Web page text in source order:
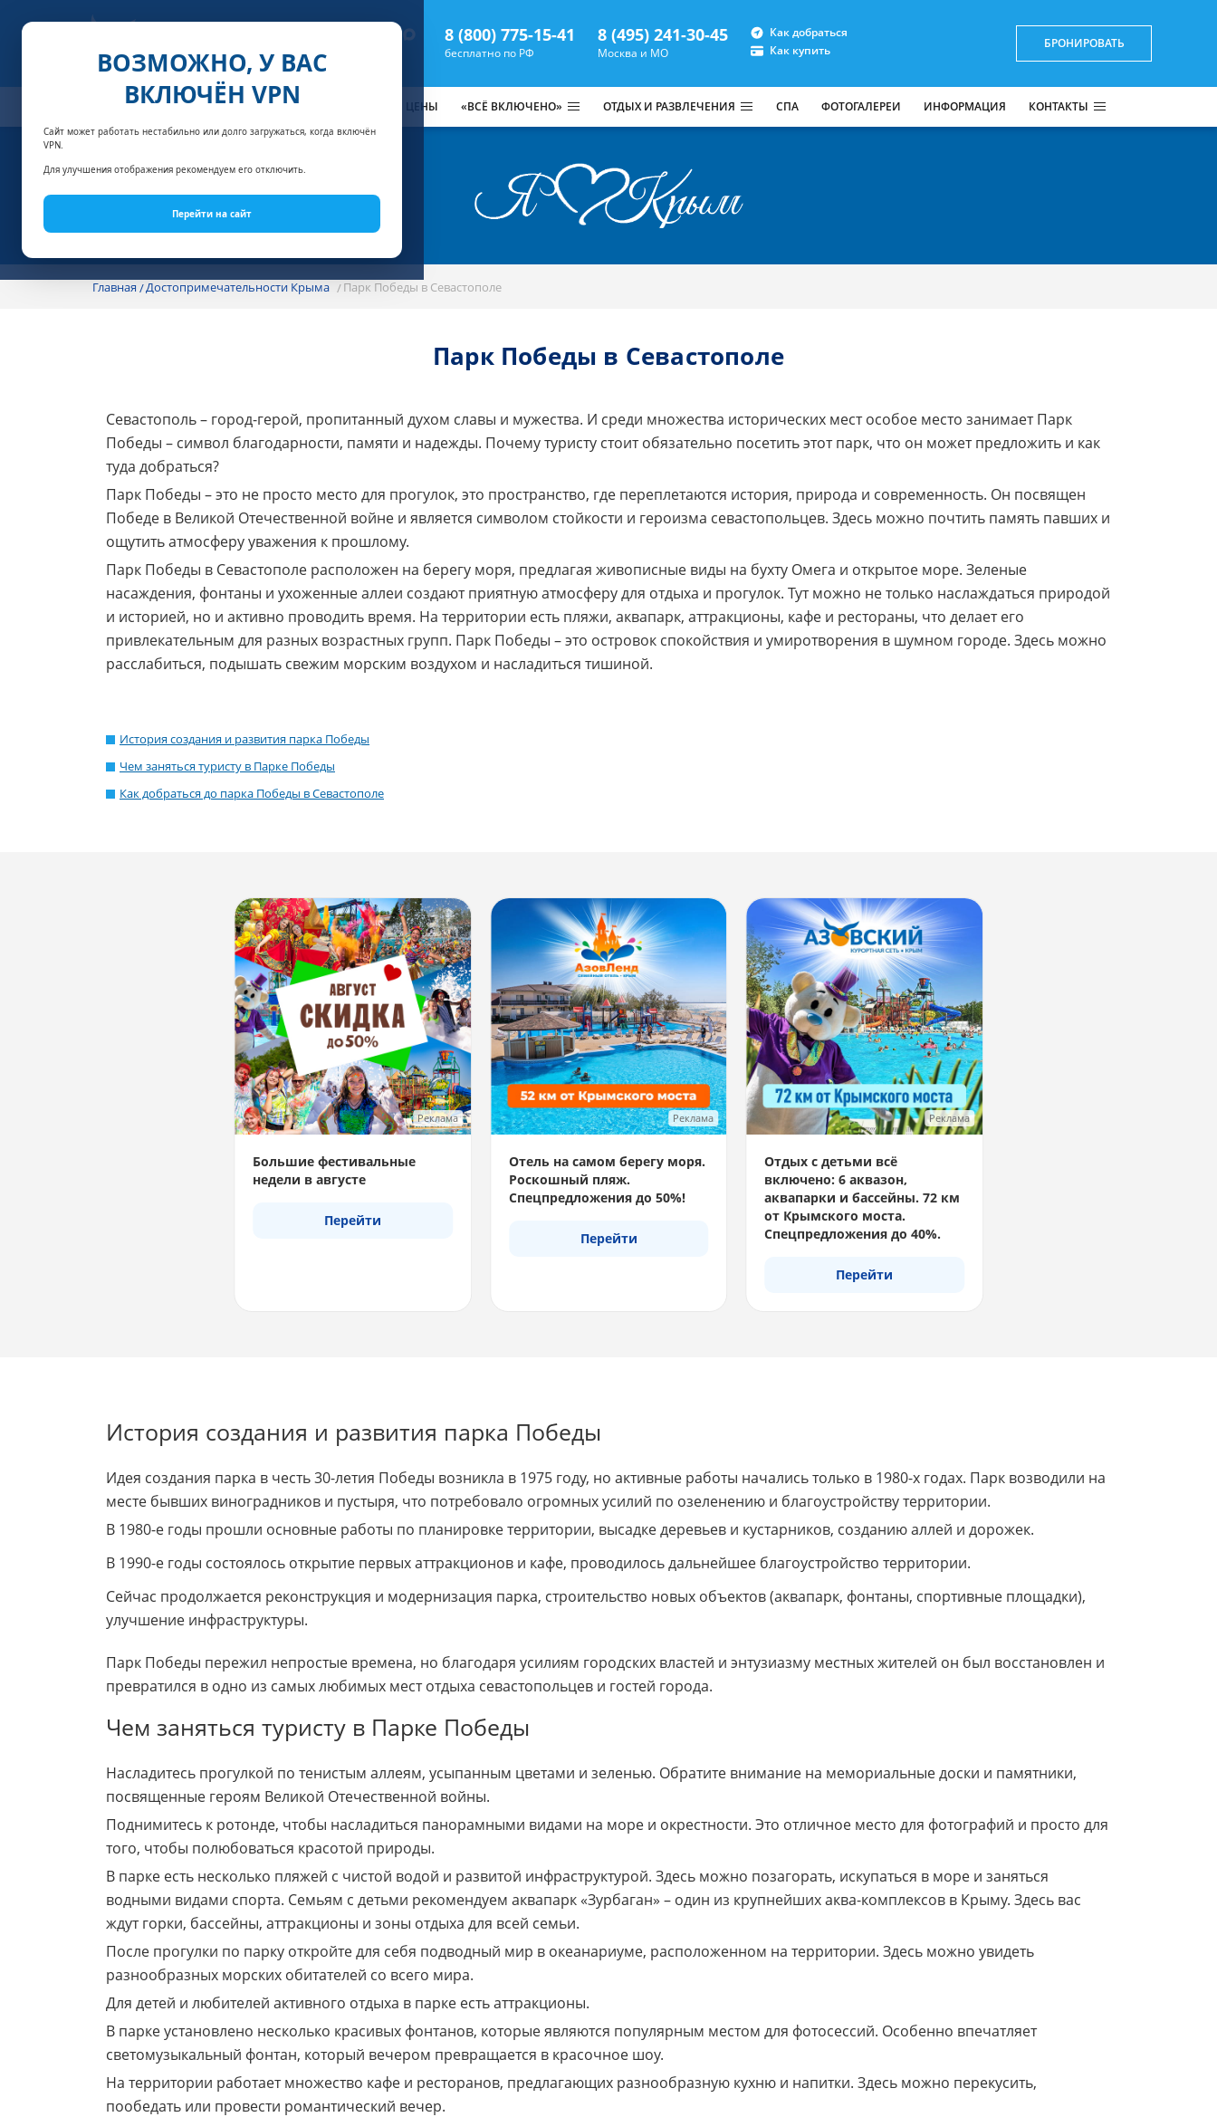
ВОЗМОЖНО, У ВАС
ВКЛЮЧЁН VPN
Сайт может работать нестабильно или долго загружаться, когда включён
VPN.
Для улучшения отображения рекомендуем его отключить.
Перейти на сайт
8 (800) 775-15-41
бесплатно по РФ
8 (495) 241-30-45
Москва и МО
Как добраться
Как купить
БРОНИРОВАТЬ
СПЕЦПРЕДЛОЖЕНИЯ АКЦИИ НОМЕРА И ЦЕНЫ «ВСЁ ВКЛЮЧЕНО» ОТДЫХ И РАЗВЛЕЧЕНИЯ СПА ФОТОГАЛЕРЕИ ИНФОРМАЦИЯ КОНТАКТЫ
Главная Достопримечательности Крыма Парк Победы в Севастополе
Парк Победы в Севастополе
Севастополь – город-герой, пропитанный духом славы и мужества. И среди множества исторических мест особое место занимает Парк
Победы – символ благодарности, памяти и надежды. Почему туристу стоит обязательно посетить этот парк, что он может предложить и как
туда добраться?
Парк Победы – это не просто место для прогулок, это пространство, где переплетаются история, природа и современность. Он посвящен
Победе в Великой Отечественной войне и является символом стойкости и героизма севастопольцев. Здесь можно почтить память павших и
ощутить атмосферу уважения к прошлому.
Парк Победы в Севастополе расположен на берегу моря, предлагая живописные виды на бухту Омега и открытое море. Зеленые
насаждения, фонтаны и ухоженные аллеи создают приятную атмосферу для отдыха и прогулок. Тут можно не только наслаждаться природой
и историей, но и активно проводить время. На территории есть пляжи, аквапарк, аттракционы, кафе и рестораны, что делает его
привлекательным для разных возрастных групп. Парк Победы – это островок спокойствия и умиротворения в шумном городе. Здесь можно
расслабиться, подышать свежим морским воздухом и насладиться тишиной.
История создания и развития парка Победы
Чем заняться туристу в Парке Победы
Как добраться до парка Победы в Севастополе
Реклама
Большие фестивальные
недели в августе
Перейти
Реклама
Отель на самом берегу моря.
Роскошный пляж.
Спецпредложения до 50%!
Перейти
Реклама
Отдых с детьми всё
включено: 6 аквазон,
аквапарки и бассейны. 72 км
от Крымского моста.
Спецпредложения до 40%.
Перейти
История создания и развития парка Победы
Идея создания парка в честь 30-летия Победы возникла в 1975 году, но активные работы начались только в 1980-х годах. Парк возводили на
месте бывших виноградников и пустыря, что потребовало огромных усилий по озеленению и благоустройству территории.
В 1980-е годы прошли основные работы по планировке территории, высадке деревьев и кустарников, созданию аллей и дорожек.
В 1990-е годы состоялось открытие первых аттракционов и кафе, проводилось дальнейшее благоустройство территории.
Сейчас продолжается реконструкция и модернизация парка, строительство новых объектов (аквапарк, фонтаны, спортивные площадки),
улучшение инфраструктуры.
Парк Победы пережил непростые времена, но благодаря усилиям городских властей и энтузиазму местных жителей он был восстановлен и
превратился в одно из самых любимых мест отдыха севастопольцев и гостей города.
Чем заняться туристу в Парке Победы
Насладитесь прогулкой по тенистым аллеям, усыпанным цветами и зеленью. Обратите внимание на мемориальные доски и памятники,
посвященные героям Великой Отечественной войны.
Поднимитесь к ротонде, чтобы насладиться панорамными видами на море и окрестности. Это отличное место для фотографий и просто для
того, чтобы полюбоваться красотой природы.
В парке есть несколько пляжей с чистой водой и развитой инфраструктурой. Здесь можно позагорать, искупаться в море и заняться
водными видами спорта. Семьям с детьми рекомендуем аквапарк «Зурбаган» – один из крупнейших аква-комплексов в Крыму. Здесь вас
ждут горки, бассейны, аттракционы и зоны отдыха для всей семьи.
После прогулки по парку откройте для себя подводный мир в океанариуме, расположенном на территории. Здесь можно увидеть
разнообразных морских обитателей со всего мира.
Для детей и любителей активного отдыха в парке есть аттракционы.
В парке установлено несколько красивых фонтанов, которые являются популярным местом для фотосессий. Особенно впечатляет
светомузыкальный фонтан, который вечером превращается в красочное шоу.
На территории работает множество кафе и ресторанов, предлагающих разнообразную кухню и напитки. Здесь можно перекусить,
пообедать или провести романтический вечер.